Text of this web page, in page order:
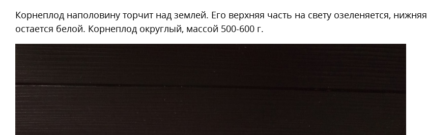
Корнеплод наполовину торчит над землей. Его верхняя часть на свету озеленяется, нижняя
остается белой. Корнеплод округлый, массой 500-600 г.